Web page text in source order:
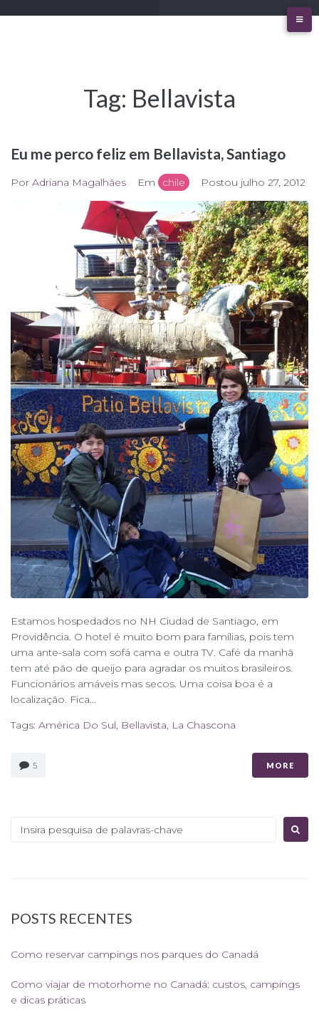
Tag: Bellavista
Eu me perco feliz em Bellavista, Santiago
Por Adriana Magalhães Em chile Postou julho 27, 2012
Estamos hospedados no NH Ciudad de Santiago, em
Providência. O hotel é muito bom para famílias, pois tem
uma ante-sala com sofá cama e outra TV. Café da manhã
tem até pão de queijo para agradar os muitos brasileiros.
Funcionários amáveis mas secos. Uma coisa boa é a
localização. Fica...
Tags: América Do Sul Bellavista La Chascona
5 MORE
Procurar:
POSTS RECENTES
Como reservar campings nos parques do Canadá
Como viajar de motorhome no Canadá: custos, campings
e dicas práticas